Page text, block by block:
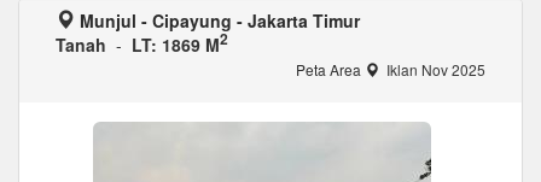
Munjul - Cipayung - Jakarta Timur
Tanah - LT: 1869 M2
Peta Area Iklan Nov 2025